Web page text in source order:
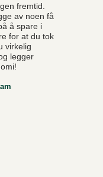
fremtid.
av noen få
å spare i
for at du tok
virkelig
legger